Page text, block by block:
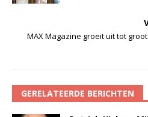
MAX Magazine groeit uit tot
GERELATEERDE BERICHTEN